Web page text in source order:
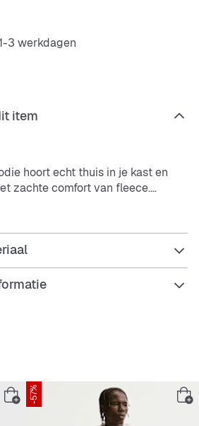
3 werkdagen
item
hoort echt thuis in je kast en
zachte comfort van fleece.
en soepel aan.
bedekking.
-57%